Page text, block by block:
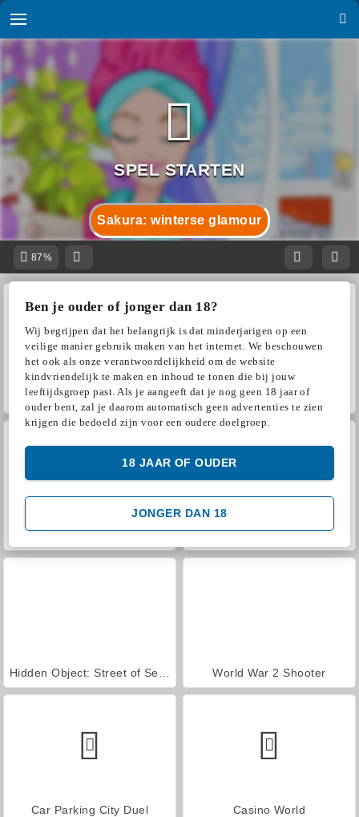
Ben je ouder of jonger dan 18?
Wij begrijpen dat het belangrijk is dat minderjarigen op een
veilige manier gebruik maken van het internet. We beschouwen
het ook als onze verantwoordelijkheid om de website
kindvriendelijk te maken en inhoud te tonen die bij jouw
leeftijdsgroep past. Als je aangeeft dat je nog geen 18 jaar of
ouder bent, zal je daarom automatisch geen advertenties te zien
krijgen die bedoeld zijn voor een oudere doelgroep.
JONGER DAN 18
18 JAAR OF OUDER
Sakura: winterse glamour
87%
ASMR Makeover & Makeup Studio Farm Merge Valley
VegaMix Da Vinci Puzzles Royal Story
World War 2 Shooter
Car Parking City Duel Casino World